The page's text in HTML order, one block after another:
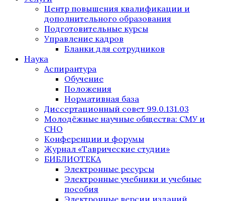
Центр повышения квалификации и
дополнительного образования
Подготовительные курсы
Управление кадров
Бланки для сотрудников
Наука
Аспирантура
Обучение
Положения
Нормативная база
Диссертационный совет 99.0.131.03
Молодёжные научные общества: СМУ и
СНО
Конференции и форумы
Журнал «Таврические студии»
БИБЛИОТЕКА
Электронные ресурсы
Электронные учебники и учебные
пособия
Электронные версии изданий